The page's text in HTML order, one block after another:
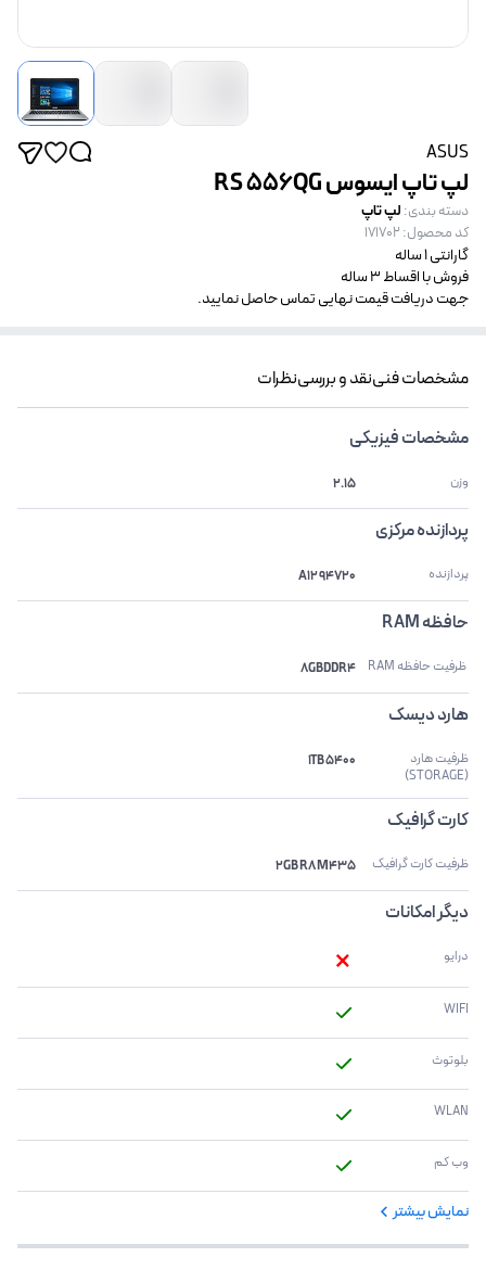
ASUS
لپ تاپ ایسوس RS 556QG
دسته بندی: لپ تاپ
کد محصول:
171702
گارانتی 1 ساله
فروش با اقساط 3 ساله
جهت دریافت قیمت نهایی تماس حاصل نمایید.
مشخصات فنینقد و بررسینظرات
مشخصات فیزیکی
وزن 2.15
پردازنده مرکزی
پردازنده A12 94720
حافظه RAM
8GBDDR4
هارد دیسک
(STORAGE)
1TB 5400
کارت گرافیک
ظرفیت کارت گرافیک 2GB R8 M435
دیگر امکانات
درایو
WIFI
بلوتوث
WLAN
وب کم
نمایش بیشتر